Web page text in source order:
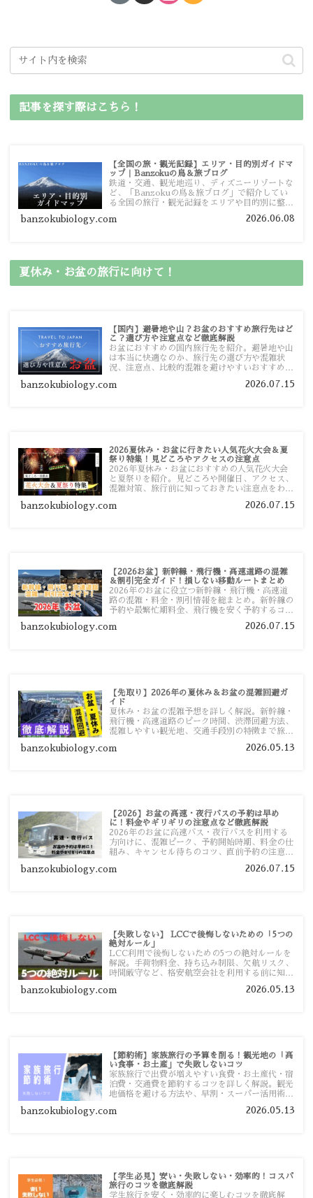
記事を探す際はこちら！
【全国の旅・観光記録】エリア・目的別ガイドマ
ップ｜Banzokuの鳥＆旅ブログ
鉄道・交通、観光地巡り、ディズニーリゾートな
ど、「Banzokuの鳥＆旅ブログ」で紹介してい
る全国の旅行・観光記録をエリアや目的別に整理
ガイドマップからスムーズに見つけていただけま
banzokubiology.com 2026.06.08
夏休み・お盆の旅行に向けて！
【国内】避暑地や山？お盆のおすすめ旅行先はど
こ？選び方や注意点など徹底解説
お盆におすすめの国内旅行先を紹介。避暑地や山
は本当に快適なのか、旅行先の選び方や混雑状
況、注意点、比較的混雑を避けやすいおすすめス
す。
banzokubiology.com 2026.07.15
2026夏休み・お盆に行きたい人気花火大会＆夏
祭り特集！見どころやアクセスの注意点
2026年夏休み・お盆におすすめの人気花火大会
と夏祭りを紹介。見どころや開催日、アクセス、
混雑対策、旅行前に知っておきたい注意点をわか
banzokubiology.com 2026.07.15
【2026お盆】新幹線・飛行機・高速道路の混雑
＆割引完全ガイド！損しない移動ルートまとめ
2026年のお盆に役立つ新幹線・飛行機・高速道
路の混雑・料金・割引情報を総まとめ。新幹線の
予約や最繁忙期料金、飛行機を安く予約するコ
い移動方法を分かりやすく解説します。
banzokubiology.com 2026.07.15
【先取り】2026年の夏休み＆お盆の混雑回避ガ
イド
夏休み・お盆の混雑予想を詳しく解説。新幹線・
飛行機・高速道路のピーク時間、渋滞回避方法、
混雑しやすい観光地、交通手段別の特徴まで旅行
banzokubiology.com 2026.05.13
【2026】お盆の高速・夜行バスの予約は早め
に！料金やギリギリの注意点など徹底解説
2026年のお盆に高速バス・夜行バスを利用する
方向けに、混雑ピーク、予約開始時期、料金の仕
組み、キャンセル待ちのコツ、直前予約の注意点
banzokubiology.com 2026.07.15
【失敗しない】 LCCで後悔しないための「5つの
絶対ルール」
LCC利用で後悔しないための5つの絶対ルールを
解説。手荷物料金、持ち込み制限、欠航リスク、
時間厳守など、格安航空会社を利用する前に知っ
す。
banzokubiology.com 2026.05.13
【節約術】家族旅行の予算を削る！観光地の「高
い食事・お土産」で失敗しないコツ
家族旅行で出費が増えやすい食費・お土産代・宿
泊費・交通費を節約するコツを詳しく解説。観光
地価格を避ける方法や、早割・スーパー活用術、
banzokubiology.com 2026.05.13
【学生必見】安い・失敗しない・効率的！コスパ
旅行のコツを徹底解説
学生旅行を安く・効率的に楽しむコツを徹底解